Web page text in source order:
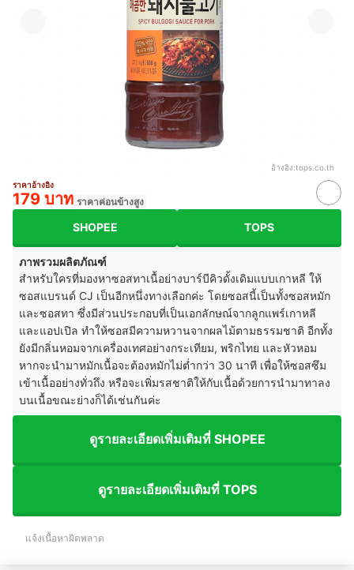
อ้างอิง:tops.co.th
ราคาอ้างอิง
179 บาท ราคาค่อนข้างสูง
SHOPEE TOPS
ภาพรวมผลิตภัณฑ์
สำหรับใครที่มองหาซอสทาเนื้อย่างบาร์บีคิวดั้งเดิมแบบเกาหลี ให้
ซอสแบรนด์ CJ เป็นอีกหนึ่งทางเลือกค่ะ โดยซอสนี้เป็นทั้งซอสหมัก
และซอสทา ซึ่งมีส่วนประกอบที่เป็นเอกลักษณ์จากลูกแพร์เกาหลี
และแอปเปิล ทำให้ซอสมีความหวานจากผลไม้ตามธรรมชาติ อีกทั้ง
ยังมีกลิ่นหอมจากเครื่องเทศอย่างกระเทียม, พริกไทย และหัวหอม
หากจะนำมาหมักเนื้อจะต้องหมักไม่ต่ำกว่า 30 นาที เพื่อให้ซอสซึม
เข้าเนื้ออย่างทั่วถึง หรือจะเพิ่มรสชาติให้กับเนื้อด้วยการนำมาทาลง
บนเนื้อขณะย่างก็ได้เช่นกันค่ะ
ดูรายละเอียดเพิ่มเติมที่ SHOPEE
ดูรายละเอียดเพิ่มเติมที่ TOPS
แจ้งเนื้อหาผิดพลาด